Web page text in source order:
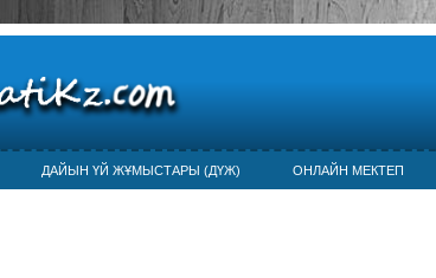
ДАЙЫН ҮЙ ЖҰМЫСТАРЫ (ДҮЖ) ОНЛАЙН МЕКТЕП